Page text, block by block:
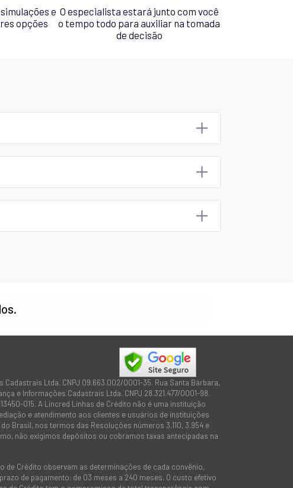
e
opções
O especialista estará junto com você
o tempo todo para auxiliar na tomada
de decisão
Ltda. CNPJ 09.663.002/0001-35. Rua Santa Bárbara,
e Informações Cadastrais Ltda. CNPJ 28.321.477/0001-98.
13450-015. A Lincred Linhas de Crédito não é uma instituição
e atendimento aos clientes e usuários de instituições
Brasil, nos termos das Resoluções números 3.110, 3.954 e
não exigimos depósitos ou cobramos taxas antecipadas na
de Crédito observam as determinações de cada convênio,
de pagamento: de 03 meses a 240 meses. O custo efetivo